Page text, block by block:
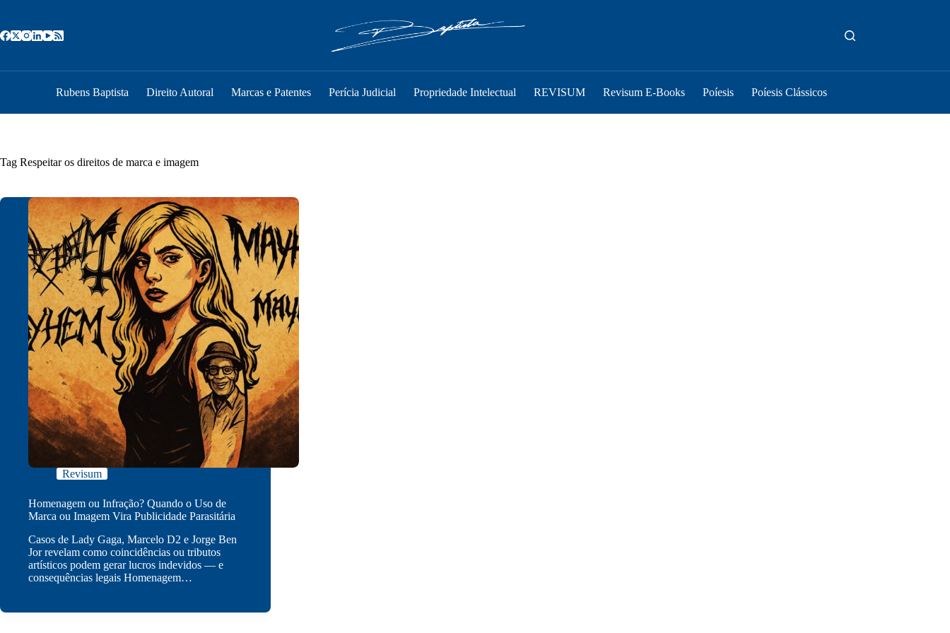
o
conteúdo
Rubens Baptista Direito Autoral Marcas e Patentes Perícia Judicial Propriedade Intelectual REVISUM Revisum E-Books Poíesis Poíesis Clássicos
Tag Respeitar os direitos de marca e imagem
Revisum
Homenagem ou Infração? Quando o Uso de
Marca ou Imagem Vira Publicidade Parasitária
Casos de Lady Gaga, Marcelo D2 e Jorge Ben
Jor revelam como coincidências ou tributos
artísticos podem gerar lucros indevidos — e
consequências legais Homenagem…